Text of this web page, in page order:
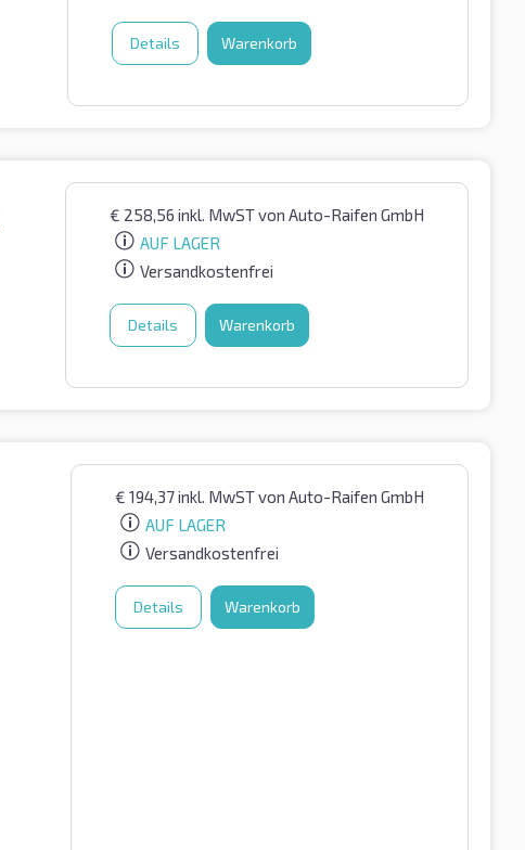
Details Warenkorb
€ 258,56 inkl. MwSTvon Auto-Raifen GmbH
AUF LAGER
Versandkostenfrei
Details Warenkorb
€ 194,37inkl. MwSTvon Auto-Raifen GmbH
AUF LAGER
Versandkostenfrei
Details Warenkorb